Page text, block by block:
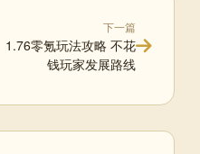
下一篇
1.76零氪玩法攻略 不花
钱玩家发展路线